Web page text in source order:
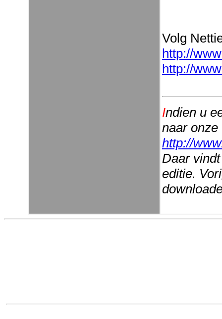
Volg
http://
http://
Indien u
naar
http://
Daar
editie.